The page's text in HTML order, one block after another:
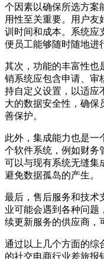
个因素以确保所选方案
用性至关重要。用户友
训时间和成本。系统应
便员工能够随时随地进
其次，功能的丰富性也
销系统应包含申请、审
持自定义设置，以适应
大的数据安全性，确保
善保护。
此外，集成能力也是一
个软件系统，例如财务
可以与现有系统无缝集
避免数据孤岛的产生。
最后，售后服务和技术
业可能会遇到各种问题
续更新服务的供应商，
通过以上几个方面的综
的社交电商行业差旅报